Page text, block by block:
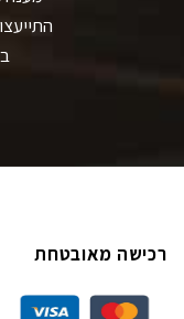
רכישה מאובטחת